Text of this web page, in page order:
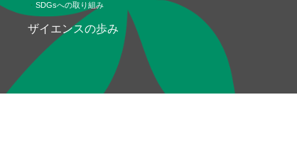
SDGsへの取り組み
ザイエンスの歩み